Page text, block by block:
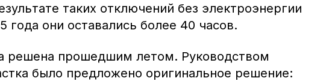
таких отключений без электроэнергии
года они оставались более 40 часов.
решена прошедшим летом. Руководством
было предложено оригинальное решение: